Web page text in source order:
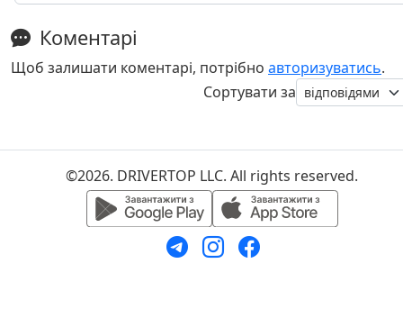
Коментарі
Щоб залишати коментарі, потрібно авторизуватись.
Сортувати за
©2026. DRIVERTOP LLC. All rights reserved.